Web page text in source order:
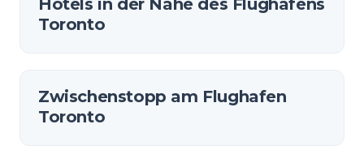
Hotels in der Nähe des Flughafens
Toronto
Zwischenstopp am Flughafen
Toronto